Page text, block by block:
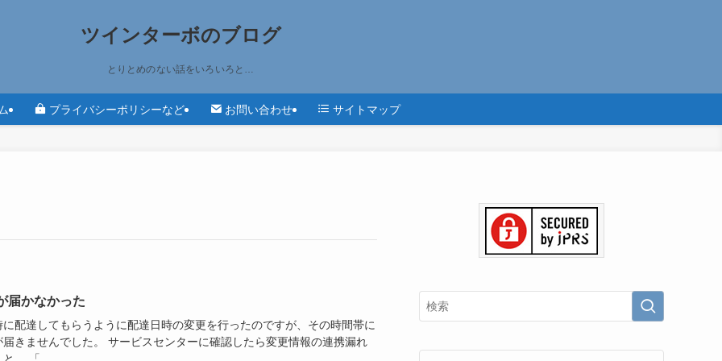
ツインターボのブログ
とりとめのない話をいろいろと…
プライバシーポリシーなど お問い合わせ サイトマップ
届かなかった
に配達してもらうように配達日時の変更を行ったのですが、その時間帯に
届きませんでした。 サービスセンターに確認したら変更情報の連携漏れ